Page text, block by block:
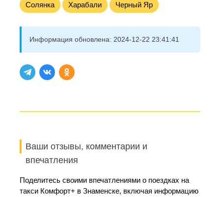
Солянка Харабали Черный Яр
Информация обновлена: 2024-12-22 23:41:41
Ваши отзывы, комментарии и
впечатления
Поделитесь своими впечатлениями о поездках на
такси Комфорт+ в Знаменске, включая информацию